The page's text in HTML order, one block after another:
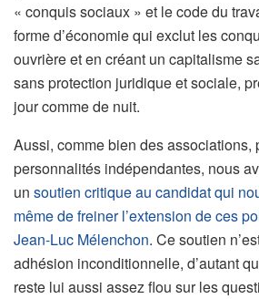
« conquis sociaux » et le code du
forme d’économie qui exclut les
ouvrière et en créant un capitalisme
sans protection juridique et sociale,
jour comme de nuit.
Aussi, comme bien des associations,
personnalités indépendantes, nous
un soutien critique au candidat qui
même de freiner l’extension de ces
Jean-Luc Mélenchon. Ce soutien
adhésion inconditionnelle, d’autant
reste lui aussi assez flou sur les